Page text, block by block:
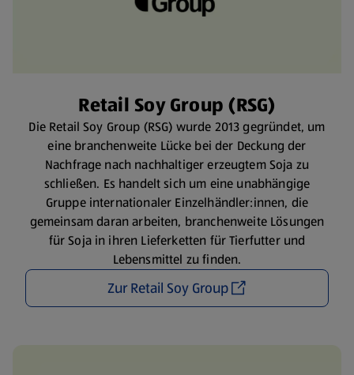
Retail Soy Group (RSG)
Die Retail Soy Group (RSG) wurde 2013 gegründet, um
eine branchenweite Lücke bei der Deckung der
Nachfrage nach nachhaltiger erzeugtem Soja zu
schließen. Es handelt sich um eine unabhängige
Gruppe internationaler Einzelhändler:innen, die
gemeinsam daran arbeiten, branchenweite Lösungen
für Soja in ihren Lieferketten für Tierfutter und
Lebensmittel zu finden.
Zur Retail Soy Group